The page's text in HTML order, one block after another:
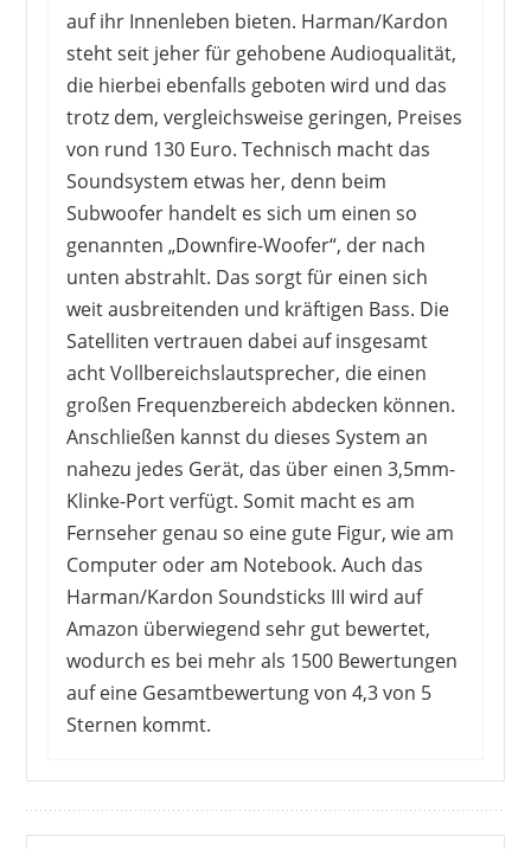
auf ihr Innenleben bieten. Harman/Kardon
steht seit jeher für gehobene Audioqualität,
die hierbei ebenfalls geboten wird und das
trotz dem, vergleichsweise geringen, Preises
von rund 130 Euro. Technisch macht das
Soundsystem etwas her, denn beim
Subwoofer handelt es sich um einen so
genannten „Downfire-Woofer“, der nach
unten abstrahlt. Das sorgt für einen sich
weit ausbreitenden und kräftigen Bass. Die
Satelliten vertrauen dabei auf insgesamt
acht Vollbereichslautsprecher, die einen
großen Frequenzbereich abdecken können.
Anschließen kannst du dieses System an
nahezu jedes Gerät, das über einen 3,5mm-
Klinke-Port verfügt. Somit macht es am
Fernseher genau so eine gute Figur, wie am
Computer oder am Notebook. Auch das
Harman/Kardon Soundsticks III wird auf
Amazon überwiegend sehr gut bewertet,
wodurch es bei mehr als 1500 Bewertungen
auf eine Gesamtbewertung von 4,3 von 5
Sternen kommt.